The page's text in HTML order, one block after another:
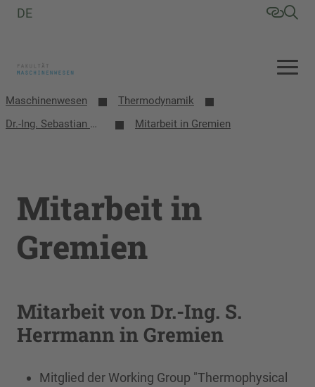
DE
Maschinenwesen
Thermodynamik
Dr.-Ing. Sebastian Herrmann
Mitarbeit in Gremien
Mitarbeit in
Gremien
Mitarbeit von Dr.-Ing. S.
Herrmann in Gremien
Mitglied der Working Group "Thermophysical